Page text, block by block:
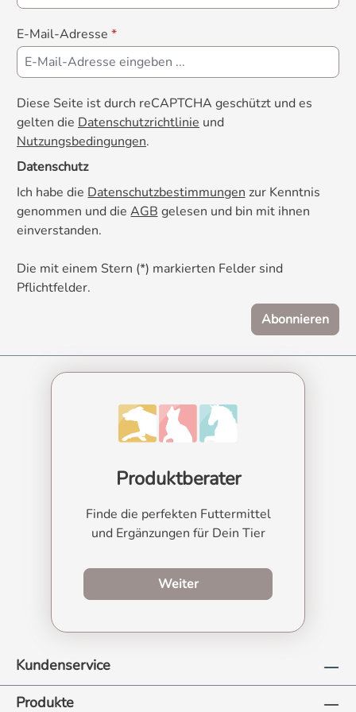
beruhigende Peptid Casozepin gebildet
wird. √ Inositol ist eine Vitamin-ähnliche
Verbindung und nimmt im Organismus die
Rolle eines für die Psyche wichtigen
einem solchen Ereignis gegeben stellt
CaniMove relax eine große Hilfe dar und
sorgt für weniger Stress bei Mensch und
Tier.
E-Mail-Adresse *
Diese Seite ist durch reCAPTCHA geschützt und es
gelten die Datenschutzrichtlinie und
Nutzungsbedingungen.
Datenschutz
Ich habe die Datenschutzbestimmungen zur Kenntnis
genommen und die AGB gelesen und bin mit ihnen
einverstanden.
Die mit einem Stern (*) markierten Felder sind
Pflichtfelder.
Abonnieren
Produktberater
Finde die perfekten Futtermittel
und Ergänzungen für Dein Tier
Weiterzum Produktberater
Kundenservice
Produkte